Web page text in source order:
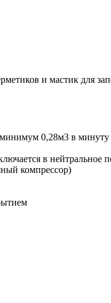
и мастик для
0,28м3 в минуту
в
компрессор)